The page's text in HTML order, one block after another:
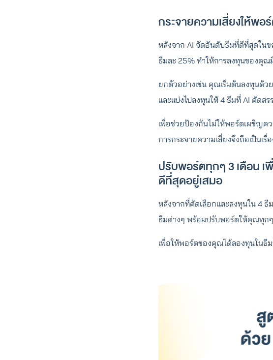
กระจายความเสี่ยงให้พ
หลังจาก AI จัดอันดับธีมที่ดีที่สุดใน
ธีมละ 25% ทำให้การลงทุนของคุณ
ยกตัวอย่างเช่น คุณเริ่มต้นลงทุนด้ว
และแบ่งไปลงทุนให้ 4 ธีมที่ AI คัดสร
เพื่อช่วยป้องกันไม่ให้พอร์ตเผชิญคว
การกระจายความเสี่ยงจึงถือเป็นเ
ปรับพอร์ตทุกๆ 3 เดือน
ดีที่สุดอยู่เสมอ
หลังจากที่คัดเลือกและลงทุนใน 4 ธี
ธีมต่างๆ พร้อมปรับพอร์ตให้คุณทุก
เพื่อให้พอร์ตของคุณได้ลองทุนในธี